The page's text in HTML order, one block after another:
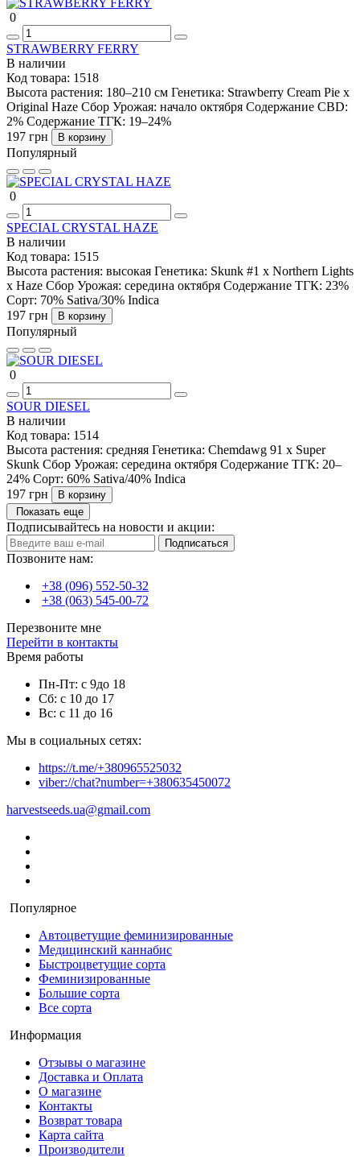
0
STRAWBERRY FERRY
В наличии
Код товара: 1518
Высота растения: 180–210 см Генетика: Strawberry Cream Pie x
Original Haze Сбор Урожая: начало октября Содержание CBD:
2% Содержание ТГК: 19–24%
197 грн
В корзину
Популярный
0
SPECIAL CRYSTAL HAZE
В наличии
Код товара: 1515
Высота растения: высокая Генетика: Skunk #1 x Northern Lights
x Haze Сбор Урожая: середина октября Содержание ТГК: 23%
Сорт: 70% Sativa/30% Indica
197 грн
В корзину
Популярный
0
SOUR DIESEL
В наличии
Код товара: 1514
Высота растения: средняя Генетика: Chemdawg 91 x Super
Skunk Сбор Урожая: середина октября Содержание ТГК: 20–
24% Сорт: 60% Sativa/40% Indica
197 грн
В корзину
Показать еще
Подписывайтесь на новости и акции:
Подписаться
Позвоните нам:
+38 (096) 552-50-32
+38 (063) 545-00-72
Перезвоните мне
Перейти в контакты
Время работы
Пн-Пт: с 9до 18
Сб: с 10 до 17
Вс: с 11 до 16
Мы в социальных сетях:
https://t.me/+380965525032
viber://chat?number=+380635450072
harvestseeds.ua@gmail.com
Популярное
Автоцветущие феминизированные
Медицинский каннабис
Быстроцветущие сорта
Феминизированные
Большие сорта
Все сорта
Информация
Отзывы о магазине
Доставка и Оплата
О магазине
Контакты
Возврат товара
Карта сайта
Производители